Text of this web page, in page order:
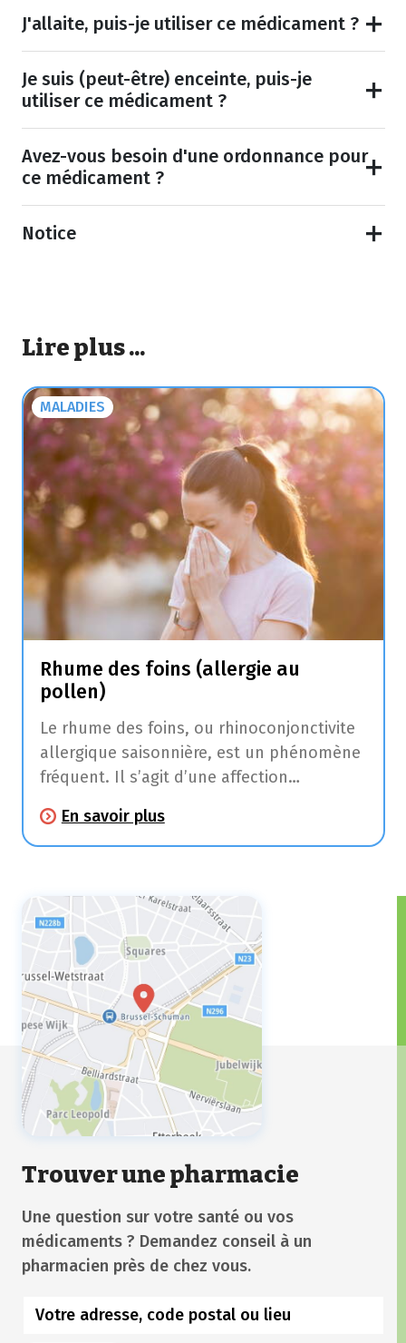
J'allaite, puis-je utiliser ce médicament ?
Je suis (peut-être) enceinte, puis-je
utiliser ce médicament ?
Avez-vous besoin d'une ordonnance pour
ce médicament ?
Notice
Lire plus ...
MALADIES
Rhume des foins (allergie au
pollen)
Le rhume des foins, ou rhinoconjonctivite
allergique saisonnière, est un phénomène
fréquent. Il s’agit d’une affection
niveau des muqueuses du nez
(éternuements, écoulement nasal,
yeux (rougeurs, démangeaisons et
larmes).
En savoir plus
Trouver une pharmacie
Une question sur votre santé ou vos
médicaments ? Demandez conseil à un
pharmacien près de chez vous.